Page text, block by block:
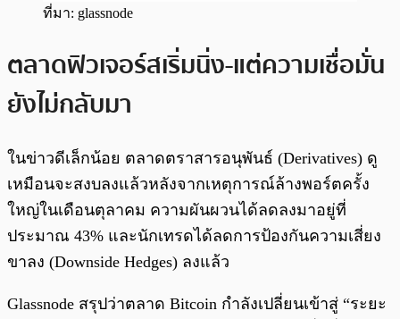
ที่มา: glassnode
ตลาดฟิวเจอร์สเริ่มนิ่ง-แต่ความเชื่อมั่น
ยังไม่กลับมา
ในข่าวดีเล็กน้อย ตลาดตราสารอนุพันธ์ (Derivatives) ดู
เหมือนจะสงบลงแล้วหลังจากเหตุการณ์ล้างพอร์ตครั้ง
ใหญ่ในเดือนตุลาคม ความผันผวนได้ลดลงมาอยู่ที่
ประมาณ 43% และนักเทรดได้ลดการป้องกันความเสี่ยง
ขาลง (Downside Hedges) ลงแล้ว
Glassnode สรุปว่าตลาด Bitcoin กำลังเปลี่ยนเข้าสู่ “ระยะ